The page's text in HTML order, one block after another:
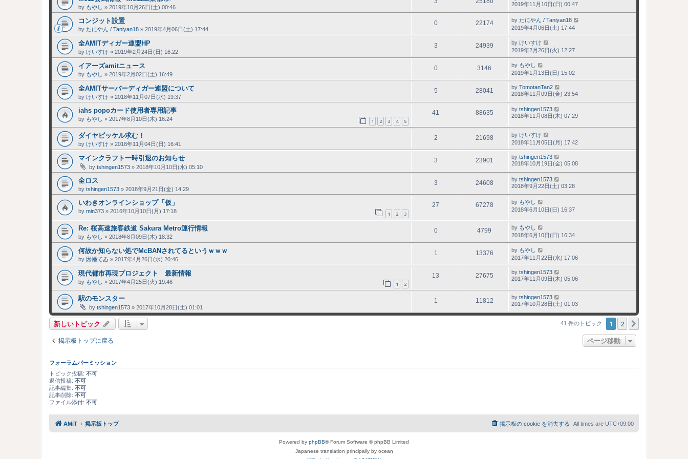
by もやし » 2019年10月26日(土) 00:46
2019年11月10日(日) 00:47
コンジット設置
by たにやん / Taniyan18 » 2019年4月06日(土) 17:44
0 22174 by たにやん / Taniyan18
2019年4月06日(土) 17:44
全AMITディガー連盟HP
by けいすけ » 2019年2月24日(日) 16:22
3 24939 by けいすけ
2019年2月26日(火) 12:27
イアーズamitニュース
by もやし » 2019年2月02日(土) 16:49
0 3146 by もやし
2019年1月13日(日) 15:02
全AMITサーバーディガー連盟について
by けいすけ » 2018年11月07日(水) 19:37
5 28041 by TomotanTan2
2018年11月09日(金) 23:54
iahs popoカード使用者専用記事
by もやし » 2017年8月10日(木) 16:24 1 2 3 4 5
41 88635 by tshingen1573
2018年11月08日(木) 07:29
ダイヤピッケル求む！
by けいすけ » 2018年11月04日(日) 16:41
2 21698 by けいすけ
2018年11月05日(月) 17:42
マインクラフト一時引退のお知らせ
by tshingen1573 » 2018年10月10日(水) 05:10
3 23901 by tshingen1573
2018年10月19日(金) 05:08
全ロス
by tshingen1573 » 2018年9月21日(金) 14:29
3 24608 by tshingen1573
2018年9月22日(土) 03:28
いわきオンラインショップ「仮」
by min373 » 2016年10月10日(月) 17:18 1 2 3
27 67278 by もやし
2018年6月10日(日) 16:37
Re: 桜高速旅客鉄道 Sakura Metro運行情報
by もやし » 2018年8月09日(木) 18:32
0 4799 by もやし
2018年6月10日(日) 16:34
何故か知らない処でMcBANされてるというｗｗｗ
by 因幡てゐ » 2017年4月26日(水) 20:46
1 13376 by もやし
2017年11月22日(水) 17:06
現代都市再現プロジェクト 最新情報
by もやし » 2017年4月25日(火) 19:46 1 2
13 27675 by tshingen1573
2017年11月09日(木) 05:06
駅のモンスター
by tshingen1573 » 2017年10月28日(土) 01:01
1 11812 by tshingen1573
2017年10月28日(土) 01:03
新しいトピック 41 件のトピック 1 2
掲示板トップに戻る ページ移動
フォーラムパーミッション
トピック投稿: 不可
返信投稿: 不可
記事編集: 不可
記事削除: 不可
ファイル添付: 不可
AMiT 掲示板トップ All times are UTC+09:00
掲示板の cookie を消去する
Powered by phpBB® Forum Software © phpBB Limited
Japanese translation principally by ocean